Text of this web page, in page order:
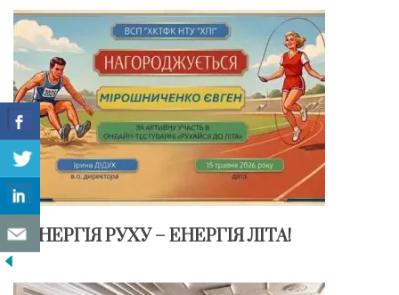
ЕНЕРГІЯ РУХУ – ЕНЕРГІЯ ЛІТА!